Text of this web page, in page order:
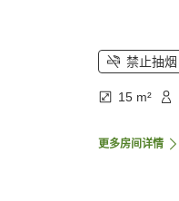
禁止抽烟
15 m²
更多房间详情